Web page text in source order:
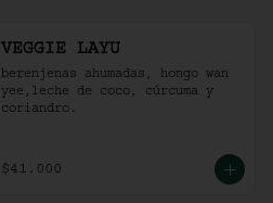
VEGGIE LAYU
berenjenas ahumadas, hongo wan
yee,leche de coco, cúrcuma y
coriandro.
$41.000